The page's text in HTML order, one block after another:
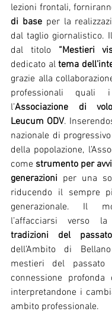
lezioni frontali,
di base per la
dal taglio giornalistico.
dal titolo “Mestieri
dedicato al
grazie alla
professionali quali
l’Associazione di
Leucum ODV.
nazionale di
della popolazione,
come strumento per
generazioni per una
riducendo il sempre
generazionale. Il
l’affacciarsi verso la
tradizioni del passato
dell’Ambito di
mestieri del passato
connessione
interpretandone i
ambito professionale.